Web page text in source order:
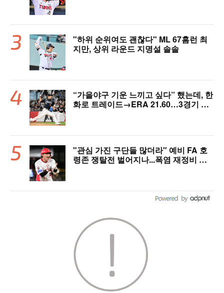
"하위 순위여도 괜찮다" ML 67홈런 최
지만, 상위 라운드 지명설 솔솔
“가을야구 기운 느끼고 싶다” 했는데, 한
화로 트레이드→ERA 21.60…3경기 만
"관심 가진 구단들 많더라" 예비 FA 호
령존 쟁탈전 벌어지나...폭염 재정비 타